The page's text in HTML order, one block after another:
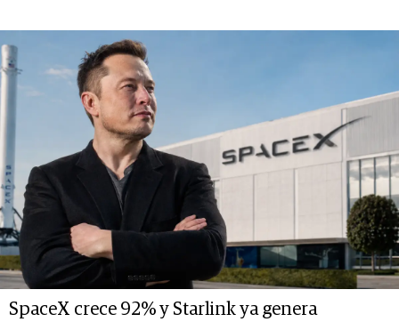
SpaceX crece 92% y Starlink ya genera